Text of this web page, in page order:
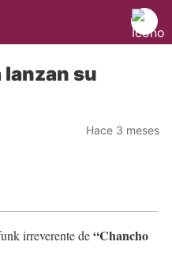
lanzan su
Hace 3 meses
irreverente de“Chancho